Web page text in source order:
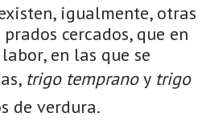
igualmente, otras
cercados, que en
en las que se
trigo tempranoy trigo
de verdura.